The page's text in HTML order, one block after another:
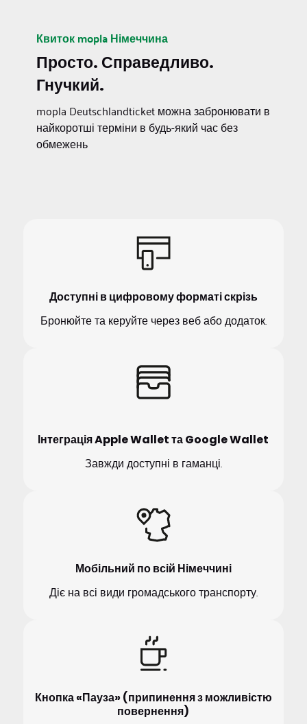
Квиток mopla Німеччина
Просто. Справедливо.
Гнучкий.
mopla Deutschlandticket можна забронювати в
найкоротші терміни в будь-який час без
обмежень
Доступні в цифровому форматі скрізь
Бронюйте та керуйте через веб або додаток.
Інтеграція Apple Wallet та Google Wallet
Завжди доступні в гаманці.
Мобільний по всій Німеччині
Діє на всі види громадського транспорту.
Кнопка «Пауза» (припинення з можливістю
повернення)